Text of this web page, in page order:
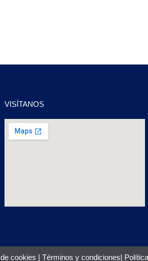
VISÍTANOS
cookies | Términos y condiciones| Política